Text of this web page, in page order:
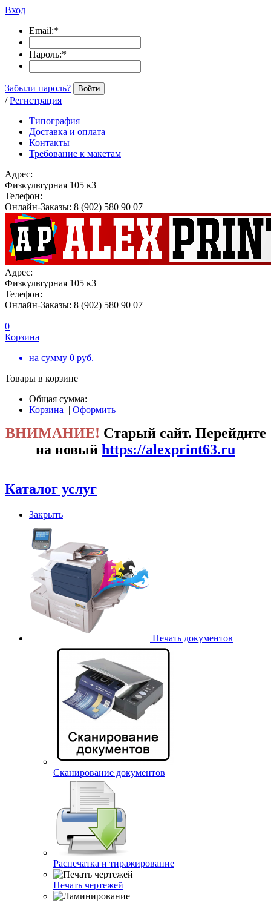
Вход
Email:*
Пароль:*
Забыли пароль? Войти
/ Регистрация
Типография
Доставка и оплата
Контакты
Требование к макетам
Адрес:
Физкультурная 105 к3
Телефон:
Онлайн-Заказы: 8 (902) 580 90 07
Адрес:
Физкультурная 105 к3
Телефон:
Онлайн-Заказы: 8 (902) 580 90 07
0
Корзина
на сумму 0 руб.
Товары в корзине
Общая сумма:
Корзина | Оформить
ВНИМАНИЕ! Старый сайт. Перейдите
на новый https://alexprint63.ru
Каталог услуг
Закрыть
Печать документов
Сканирование документов
Распечатка и тиражирование
Печать чертежей